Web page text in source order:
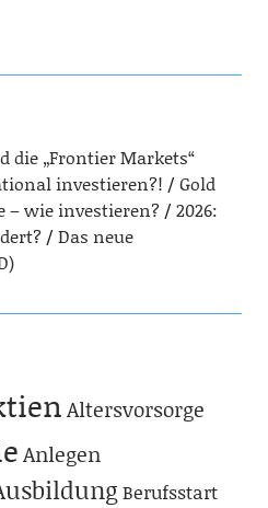
die „Frontier Markets“
investieren?!
Gold
– wie investieren?
2026:
Das neue
Altersvorsorge
Anlegen
Berufsstart